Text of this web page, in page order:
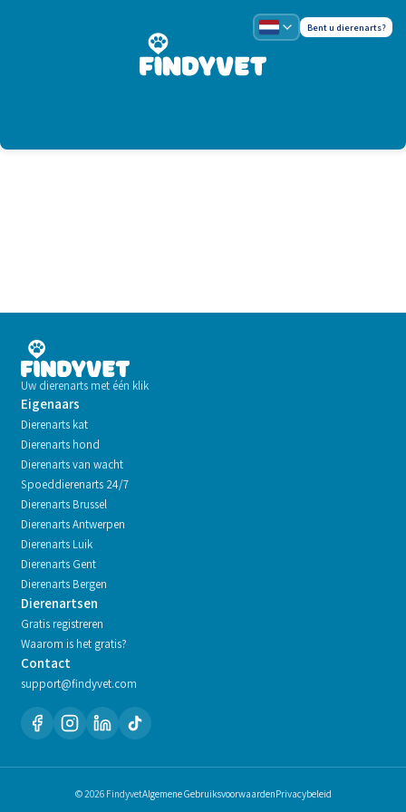
Bent u dierenarts?
Uw dierenarts met één klik
Eigenaars
Dierenarts kat
Dierenarts hond
Dierenarts van wacht
Spoeddierenarts 24/7
Dierenarts Brussel
Dierenarts Antwerpen
Dierenarts Luik
Dierenarts Gent
Dierenarts Bergen
Dierenartsen
Gratis registreren
Waarom is het gratis?
Contact
support@findyvet.com
© 2026 FindyvetAlgemene GebruiksvoorwaardenPrivacybeleid